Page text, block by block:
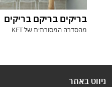
בריקים בריקם בריקים
מהסדרה המסורתית של KFT
ניווט באתר